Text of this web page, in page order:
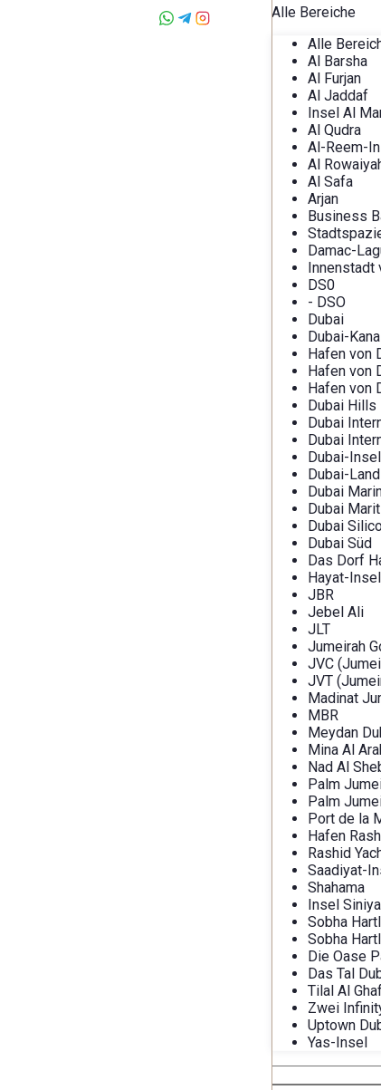
Alle Bereiche
Alle
Al Barsha
Al Furjan
Al Jaddaf
Insel Al
Al Qudra
Al-Reem-
Al
Al Safa
Arjan
Business
Damac-
Innenstadt
DS0
- DSO
Dubai
Dubai-
Hafen von
Hafen von
Hafen von
Dubai Hills
Dubai
Dubai
Dubai-
Dubai-Land
Dubai
Dubai
Dubai
Dubai Süd
Das Dorf
Hayat-Insel
JBR
Jebel Ali
JLT
Jumeirah
JVC
JVT
Madinat
MBR
Meydan
Mina Al
Nad Al
Palm
Palm
Port de la
Hafen
Rashid
Saadiyat-
Shahama
Insel Siniya
Sobha
Sobha
Die Oase
Das Tal
Tilal Al
Zwei
Uptown
Yas-Insel